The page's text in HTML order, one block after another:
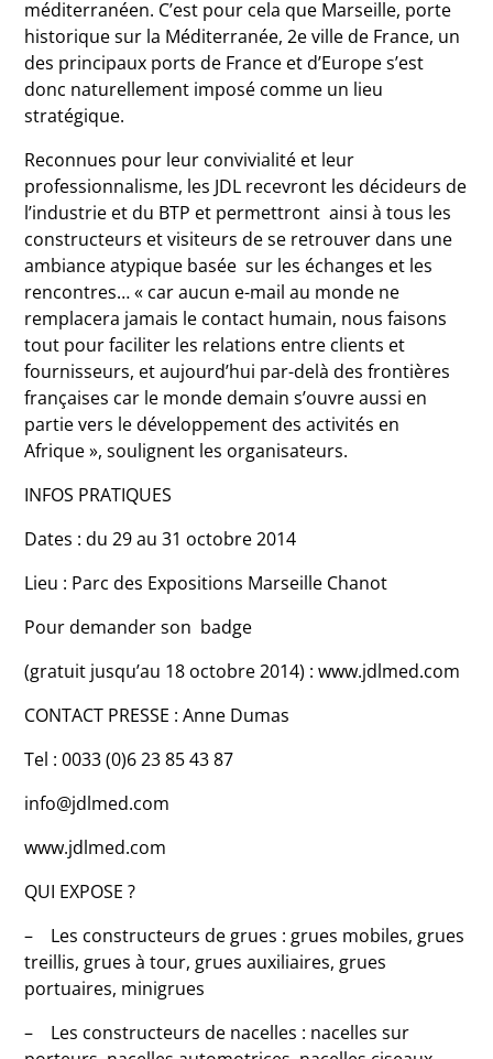
méditerranéen. C’est pour cela que Marseille, porte
historique sur la Méditerranée, 2e ville de France, un
des principaux ports de France et d’Europe s’est
donc naturellement imposé comme un lieu
stratégique.
Reconnues pour leur convivialité et leur
professionnalisme, les JDL recevront les décideurs de
l’industrie et du BTP et permettront ainsi à tous les
constructeurs et visiteurs de se retrouver dans une
ambiance atypique basée sur les échanges et les
rencontres… « car aucun e-mail au monde ne
remplacera jamais le contact humain, nous faisons
tout pour faciliter les relations entre clients et
fournisseurs, et aujourd’hui par-delà des frontières
françaises car le monde demain s’ouvre aussi en
partie vers le développement des activités en
Afrique », soulignent les organisateurs.
INFOS PRATIQUES
Dates : du 29 au 31 octobre 2014
Lieu : Parc des Expositions Marseille Chanot
Pour demander son badge
(gratuit jusqu’au 18 octobre 2014) : www.jdlmed.com
CONTACT PRESSE : Anne Dumas
Tel : 0033 (0)6 23 85 43 87
info@jdlmed.com
www.jdlmed.com
QUI EXPOSE ?
– Les constructeurs de grues : grues mobiles, grues
treillis, grues à tour, grues auxiliaires, grues
portuaires, minigrues
– Les constructeurs de nacelles : nacelles sur